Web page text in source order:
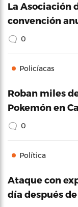
La Asociación
convención
0
Policíacas
Roban miles
Pokemón en
0
Política
Ataque con
día después